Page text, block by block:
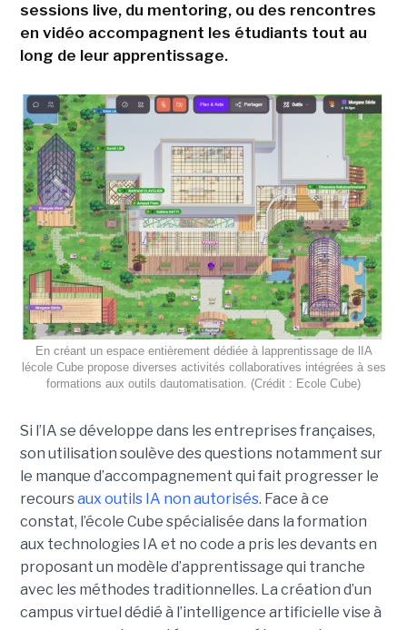
sessions live, du mentoring, ou des rencontres
en vidéo accompagnent les étudiants tout au
long de leur apprentissage.
En créant un espace entièrement dédiée à lapprentissage de lIA
lécole Cube propose diverses activités collaboratives intégrées à ses
formations aux outils dautomatisation. (Crédit : Ecole Cube)
Si l’IA se développe dans les entreprises françaises,
son utilisation soulève des questions notamment sur
le manque d’accompagnement qui fait progresser le
recoursaux outils IA non autorisés. Face à ce
constat, l’école Cube spécialisée dans la formation
aux technologies IA et no code a pris les devants en
proposant un modèle d’apprentissage qui tranche
avec les méthodes traditionnelles. La création d’un
campus virtuel dédié à l’intelligence artificielle vise à